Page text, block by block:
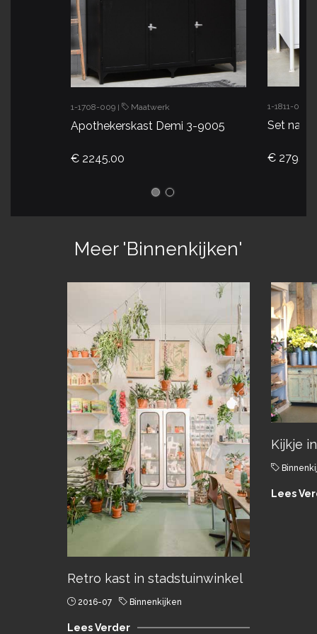
1-1708-009 | Maatwerk
Apothekerskast Demi 3-9005
€ 2245.00
1-1811-004
Set
€ 279.00
Meer 'Binnenkijken'
Retro kast in stadstuinwinkel
2016-07 Binnenkijken
Lees Verder
Kijkje
Lees